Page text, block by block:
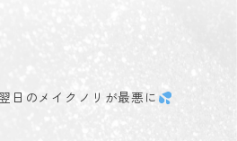
日のメイクノリが最悪に